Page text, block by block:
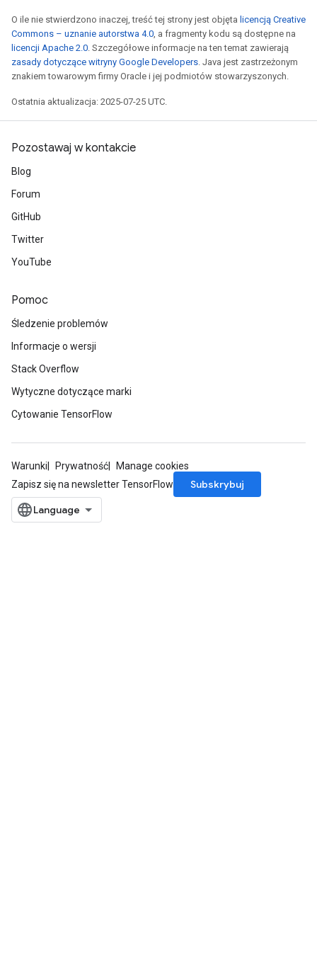
O ile nie stwierdzono inaczej, treść tej strony jest objęta licencją Creative
Commons – uznanie autorstwa 4.0, a fragmenty kodu są dostępne na
licencji Apache 2.0. Szczegółowe informacje na ten temat zawierają
zasady dotyczące witryny Google Developers. Java jest zastrzeżonym
znakiem towarowym firmy Oracle i jej podmiotów stowarzyszonych.
Ostatnia aktualizacja: 2025-07-25 UTC.
Pozostawaj w kontakcie
Blog
Forum
GitHub
Twitter
YouTube
Pomoc
Śledzenie problemów
Informacje o wersji
Stack Overflow
Wytyczne dotyczące marki
Cytowanie TensorFlow
Warunki Prywatność
Manage cookies
Zapisz się na newsletter TensorFlow
Subskrybuj